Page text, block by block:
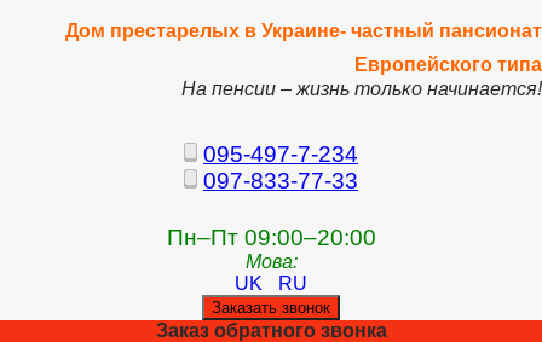
Дом престарелых в Украине- частный пансионат
Европейского типа
На пенсии – жизнь только начинается!
095-497-7-234
097-833-77-33
Пн–Пт 09:00–20:00
Мова:
UK
RU
Заказать звонок
Заказ обратного звонка